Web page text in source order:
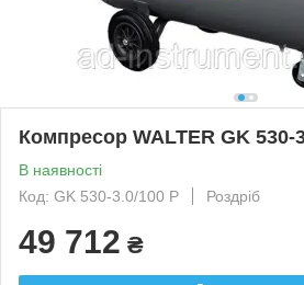
Компресор WALTER GK 530-
В наявності
Код: GK 530-3.0/100 P
Роздріб
49 712 ₴